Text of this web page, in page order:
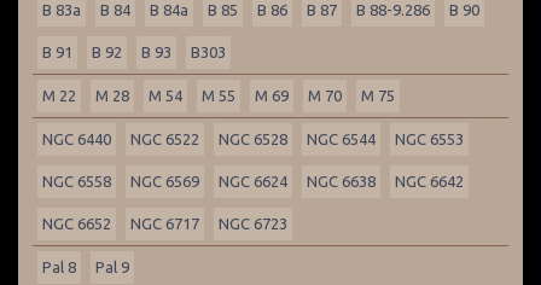
B 83a B 84 B 84a B 85 B 86 B 87 B 88-9.286 B 90
B 91 B 92 B 93 B303
M 22 M 28 M 54 M 55 M 69 M 70 M 75
NGC 6440 NGC 6522 NGC 6528 NGC 6544 NGC 6553
NGC 6558 NGC 6569 NGC 6624 NGC 6638 NGC 6642
NGC 6652 NGC 6717 NGC 6723
Pal 8 Pal 9